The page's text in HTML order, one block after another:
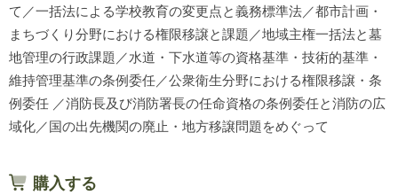
て／一括法による学校教育の変更点と義務標準法／都市計画・
まちづくり分野における権限移譲と課題／地域主権一括法と墓
地管理の行政課題／水道・下水道等の資格基準・技術的基準・
維持管理基準の条例委任／公衆衛生分野における権限移譲・条
例委任 ／消防長及び消防署長の任命資格の条例委任と消防の広
域化／国の出先機関の廃止・地方移譲問題をめぐって
購入する